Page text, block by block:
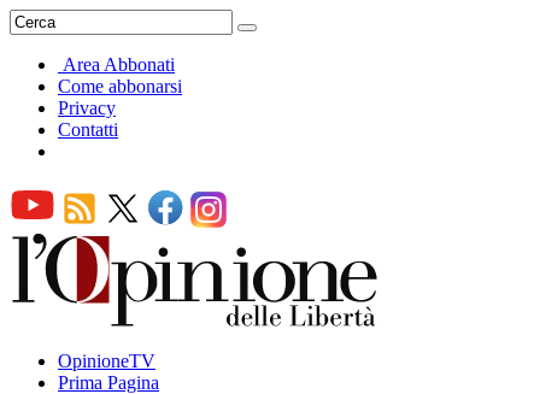
Area Abbonati
Come abbonarsi
Privacy
Contatti
OpinioneTV
Prima Pagina